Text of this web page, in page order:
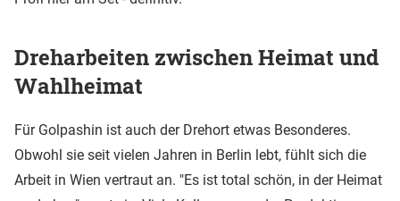
Dreharbeiten zwischen Heimat und
Wahlheimat
Für Golpashin ist auch der Drehort etwas Besonderes.
Obwohl sie seit vielen Jahren in Berlin lebt, fühlt sich die
Arbeit in Wien vertraut an. "Es ist total schön, in der Heimat